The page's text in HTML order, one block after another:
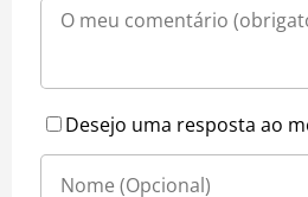
Desejo uma resposta ao